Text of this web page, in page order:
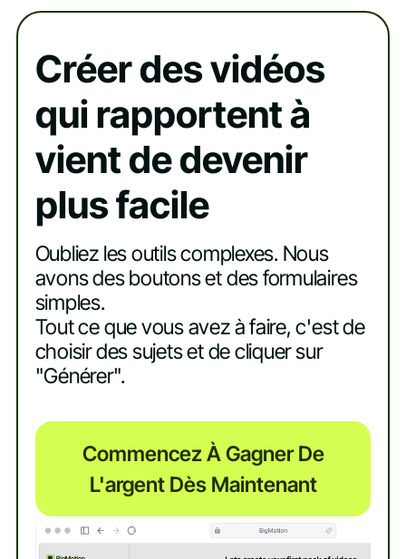
Créer des vidéos
qui rapportent à
vient de devenir
plus facile
Oubliez les outils complexes. Nous
avons des boutons et des formulaires
simples.
Tout ce que vous avez à faire, c'est de
choisir des sujets et de cliquer sur
"Générer".
Commencez À Gagner De
L'argent Dès Maintenant